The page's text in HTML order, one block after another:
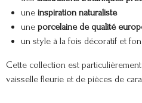
une inspiration naturaliste
une porcelaine de qualité
un style à la fois décoratif et
Cette collection est
vaisselle fleurie et de pièces de